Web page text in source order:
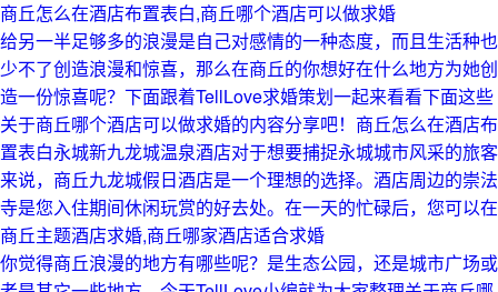
商丘怎么在酒店布置表白,商丘哪个酒店可以做求婚
给另一半足够多的浪漫是自己对感情的一种态度，而且生活种也
少不了创造浪漫和惊喜，那么在商丘的你想好在什么地方为她创
造一份惊喜呢？下面跟着TellLove求婚策划一起来看看下面这些
关于商丘哪个酒店可以做求婚的内容分享吧！商丘怎么在酒店布
置表白永城新九龙城温泉酒店对于想要捕捉永城城市风采的旅客
来说，商丘九龙城假日酒店是一个理想的选择。酒店周边的崇法
寺是您入住期间休闲玩赏的好去处。在一天的忙碌后，您可以在
商丘主题酒店求婚,商丘哪家酒店适合求婚
你觉得商丘浪漫的地方有哪些呢？是生态公园，还是城市广场或